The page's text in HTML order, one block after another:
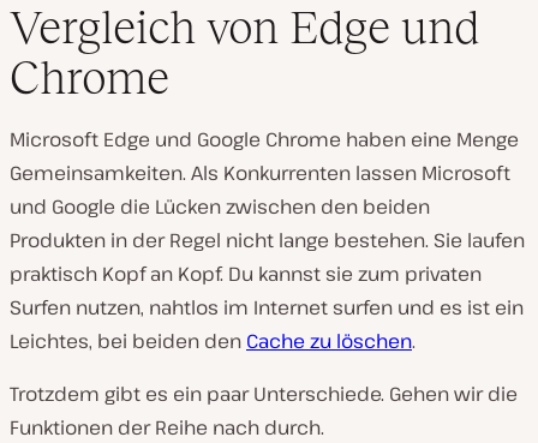
Vergleich von Edge und
Chrome
Microsoft Edge und Google Chrome haben eine Menge
Gemeinsamkeiten. Als Konkurrenten lassen Microsoft
und Google die Lücken zwischen den beiden
Produkten in der Regel nicht lange bestehen. Sie laufen
praktisch Kopf an Kopf. Du kannst sie zum privaten
Surfen nutzen, nahtlos im Internet surfen und es ist ein
Leichtes, bei beiden den Cache zu löschen.
Trotzdem gibt es ein paar Unterschiede. Gehen wir die
Funktionen der Reihe nach durch.